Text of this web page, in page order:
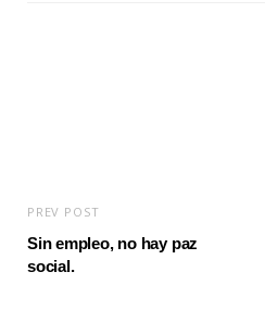
PREV POST
Sin empleo, no hay paz
social.